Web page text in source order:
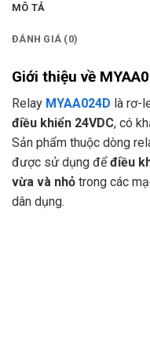
MÔ TẢ
ĐÁNH GIÁ (0)
Giới thiệu về
Relay MYAA024D là rơ-
điều khiển 24VDC, có
Sản phẩm thuộc dòng
được sử dụng đểđiều
vừa và nhỏ trong các
dân dụng.